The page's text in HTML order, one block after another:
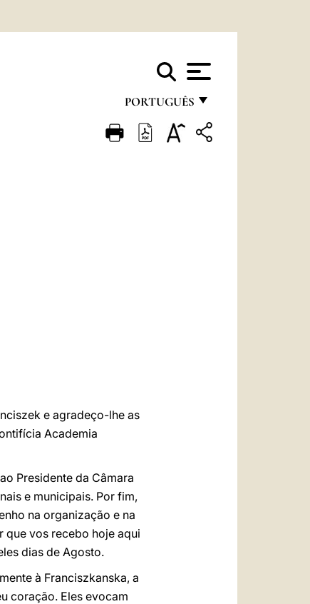
PORTUGUÊS
FRANÇAIS
e agradeço-lhe as
Academia
Presidente da Câmara
e municipais. Por fim,
na organização e na
que vos recebo hoje aqui
dias de Agosto.
à Franciszkanska, a
coração. Eles evocam